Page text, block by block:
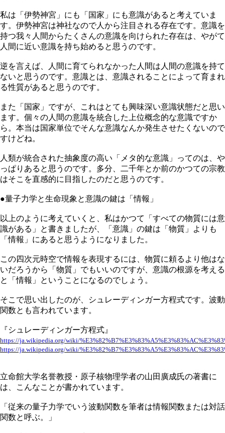
私は「伊勢神宮」にも「国家」にも意識があると考えていま
す。伊勢神宮は神社なので人から注目される存在です。意識を
持つ我々人間からたくさんの意識を向けられた存在は、やがて
人間に近い意識を持ち始めると思うのです。
逆を言えば、人間に育てられなかった人間は人間の意識を持て
ないと思うのです。意識とは、意識されることによって育まれ
る性質があると思うのです。
また「国家」ですが、これはとても興味深い意識状態だと思い
ます。個々の人間の意識を統合した上位概念的な意識ですか
ら。本当は国家単位でそんな意識なんか発生させたくないので
すけどね。
人類が統合された抽象度の高い「メタ的な意識」ってのは、や
っぱりあると思うのです。多分、二千年とか前のかつての宗教
はそこを直感的に目指したのだと思うのです。
●量子力学と生命現象と意識の鍵は「情報」
以上のように考えていくと、私はかつて「すべての物質には意
識がある」と書きましたが、「意識」の鍵は「物質」よりも
「情報」にあると思うようになりました。
この四次元時空で情報を表現するには、物質に頼るより他はな
いだろうから「物質」でもいいのですが、意識の根源を考える
と「情報」ということになるのでしょう。
そこで思い出したのが、シュレーディンガー方程式です。波動
関数とも言われています。
『シュレーディンガー方程式』
https://ja.wikipedia.org/wiki/
https://ja.wikipedia.org/wiki/
立命館大学名誉教授・原子核物理学者の山田廣成氏の著書に
は、こんなことが書かれています。
「従来の量子力学でいう波動関数を筆者は情報関数または対話
関数と呼ぶ。」